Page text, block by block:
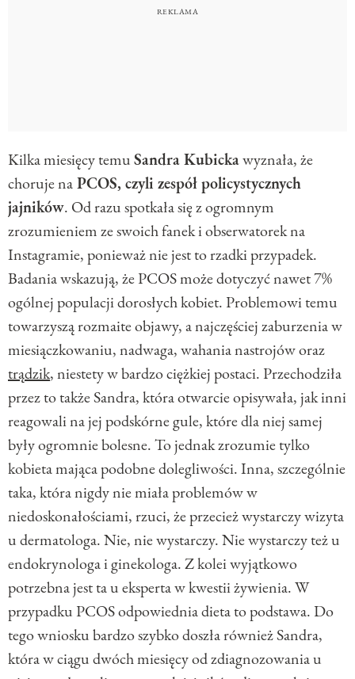
Kilka miesięcy temuSandra Kubickawyznała, że
choruje naPCOS, czyli zespół policystycznych
jajników. Od razu spotkała się z ogromnym
zrozumieniem ze swoich fanek i obserwatorek na
Instagramie, ponieważ nie jest to rzadki przypadek.
Badania wskazują, że PCOS może dotyczyć nawet 7%
ogólnej populacji dorosłych kobiet. Problemowi temu
towarzyszą rozmaite objawy, a najczęściej zaburzenia w
miesiączkowaniu, nadwaga, wahania nastrojów oraz
trądzik, niestety w bardzo ciężkiej postaci. Przechodziła
przez to także Sandra, która otwarcie opisywała, jak inni
reagowali na jej podskórne gule, które dla niej samej
były ogromnie bolesne. To jednak zrozumie tylko
kobieta mająca podobne dolegliwości. Inna, szczególnie
taka, która nigdy nie miała problemów w
niedoskonałościami, rzuci, że przecież wystarczy wizyta
u dermatologa. Nie, nie wystarczy. Nie wystarczy też u
endokrynologa i ginekologa. Z kolei wyjątkowo
potrzebna jest ta u eksperta w kwestii żywienia. W
przypadku PCOS odpowiednia dieta to podstawa. Do
tego wniosku bardzo szybko doszła również Sandra,
która w ciągu dwóch miesięcy od zdiagnozowania u